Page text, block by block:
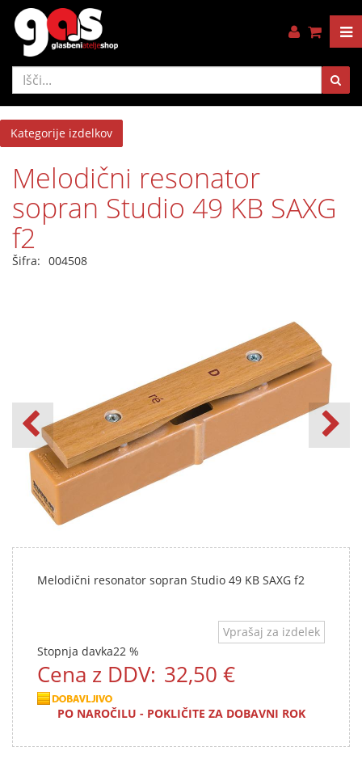
Kategorije izdelkov
Melodični resonator
sopran Studio 49 KB SAXG
f2
Šifra: 004508
Melodični resonator sopran Studio 49 KB SAXG f2
Vprašaj za izdelek
Stopnja davka22 %
Cena z DDV: 32,50 €
PO NAROČILU - POKLIČITE ZA DOBAVNI ROK